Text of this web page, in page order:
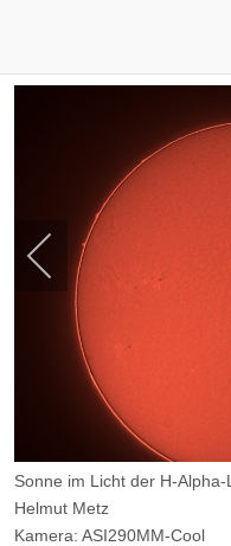
Sonne im Licht der H-
Helmut Metz
Kamera: ASI290MM-Cool